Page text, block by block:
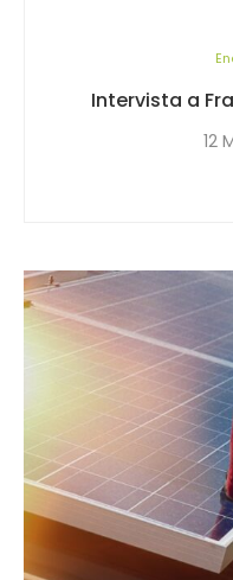
Intervista a
12